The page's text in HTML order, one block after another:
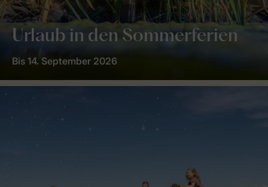
Urlaub in den Sommerferien
Bis 14. September 2026